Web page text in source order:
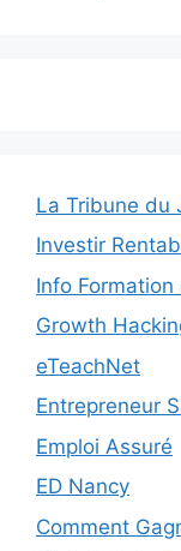
La Tribune du
Investir
Info Formation
Growth
eTeachNet
Entrepreneur
Emploi Assuré
ED Nancy
Comment